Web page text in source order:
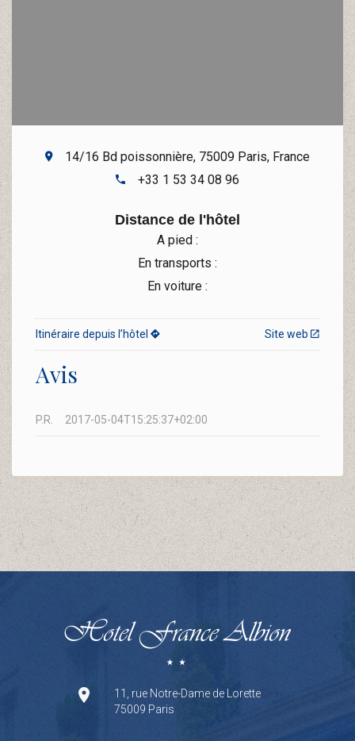
14/16 Bd poissonnière, 75009 Paris, France
+33 1 53 34 08 96
Distance de l'hôtel
A pied :
En transports :
En voiture :
Site web
Itinéraire depuis l’hôtel
Avis
P.R. 2017-05-04T15:25:37+02:00
11, rue Notre-Dame de Lorette
75009 Paris